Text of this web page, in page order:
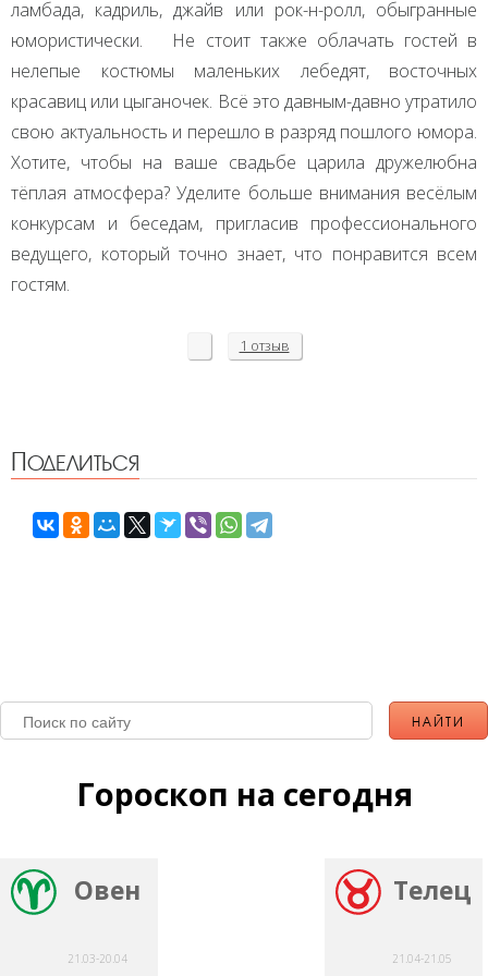
ламбада, кадриль, джайв или рок-н-ролл, обыгранные
юмористически. Не стоит также облачать гостей в
нелепые костюмы маленьких лебедят, восточных
красавиц или цыганочек. Всё это давным-давно утратило
свою актуальность и перешло в разряд пошлого юмора.
Хотите, чтобы на ваше свадьбе царила дружелюбна
тёплая атмосфера? Уделите больше внимания весёлым
конкурсам и беседам, пригласив профессионального
ведущего, который точно знает, что понравится всем
гостям.
1 отзыв
Поделиться
Гороскоп на сегодня
Овен
21.03-20.04
Телец
21.04-21.05